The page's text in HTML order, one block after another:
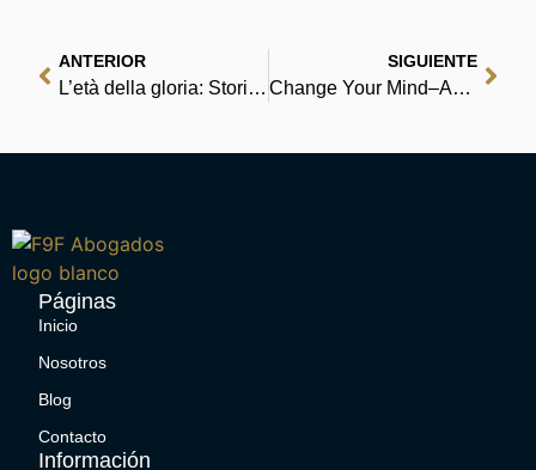
ANTERIOR
L’età della gloria: Storia d’Europa dal 1648 al 1815 – Libri PDF gratis
SIGUIENTE
Change Your Mind–And Keep the Change: Advanced NLP Submodalities Interventions – Digital Book
Páginas
Inicio
Nosotros
Blog
Contacto
Información